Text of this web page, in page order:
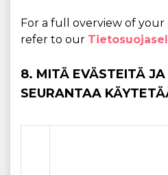
For a full overview of your
refer to our
8. MITÄ EVÄSTEITÄ
SEURANTAA